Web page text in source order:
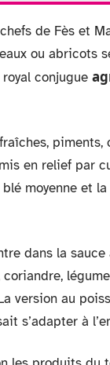
de Fès et
ou abricots
conjugue
en relief par
moyenne et
dans la
version au
s’adapter à